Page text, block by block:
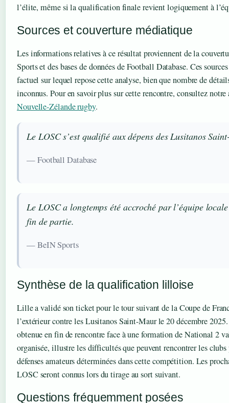
l’élite, même si la qualification finale revient logiquement à
Sources et couverture médiatique
Les informations relatives à ce résultat proviennent de la
Sports et des bases de données de Football Database. Ces
factuel sur lequel repose cette analyse, bien que nombre de
inconnus. Pour en savoir plus sur cette rencontre, consultez
Nouvelle-Zélande rugby.
Le LOSC s’est qualifié aux dépens des Lusitanos
— Football Database
Le LOSC a longtemps été accroché par l’équipe
fin de partie.
— BeIN Sports
Synthèse de la qualification lilloise
Lille a validé son ticket pour le tour suivant de la Coupe de
l’extérieur contre les Lusitanos Saint-Maur le 20 décembre
obtenue en fin de rencontre face à une formation de National 2
organisée, illustre les difficultés que peuvent rencontrer les clubs
défenses amateurs déterminées dans cette compétition. Les
LOSC seront connus lors du tirage au sort suivant.
Questions fréquemment posées